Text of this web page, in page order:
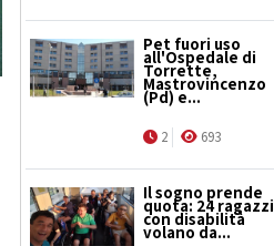
Pet fuori uso
all'Ospedale di
Torrette,
Mastrovincenzo
(Pd) e...
2 693
Il sogno prende
quota: 24 ragazzi
con disabilità
volano da...